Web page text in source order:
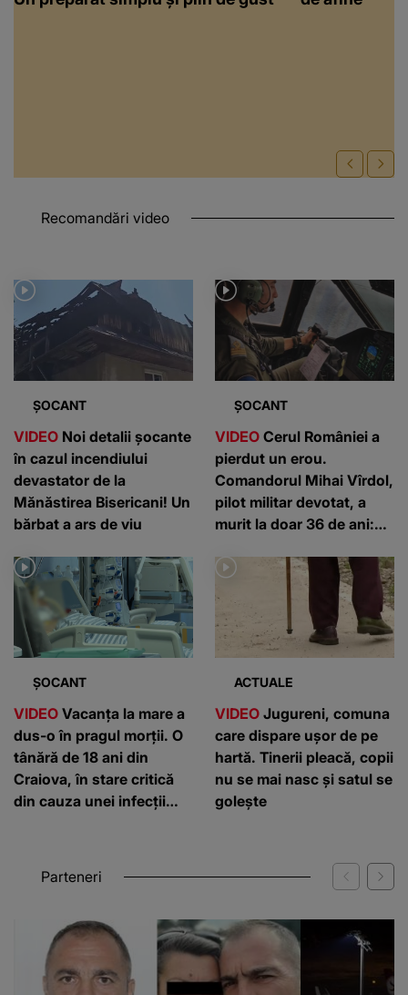
Recomandări video
ȘOCANT
VIDEO Noi detalii șocante
în cazul incendiului
devastator de la
Mănăstirea Bisericani! Un
bărbat a ars de viu
ȘOCANT
VIDEO Cerul României a
pierdut un erou.
Comandorul Mihai Vîrdol,
pilot militar devotat, a
murit la doar 36 de ani:
ȘOCANT
VIDEO Vacanța la mare a
dus-o în pragul morții. O
tânără de 18 ani din
Craiova, în stare critică
din cauza unei infecții
ACTUALE
VIDEO Jugureni, comuna
care dispare ușor de pe
hartă. Tinerii pleacă, copii
nu se mai nasc și satul se
golește
Parteneri